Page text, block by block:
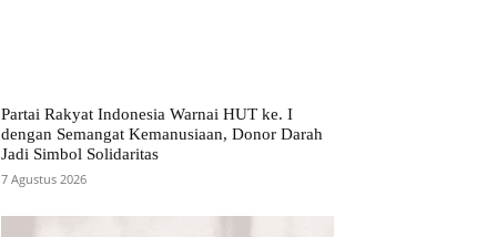
Partai Rakyat Indonesia Warnai HUT ke. I
dengan Semangat Kemanusiaan, Donor Darah
Jadi Simbol Solidaritas
7 Agustus 2026